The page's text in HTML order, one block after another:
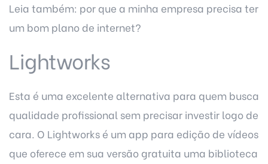
Leia também: por que a minha empresa precisa ter
um bom plano de internet?
Lightworks
Esta é uma excelente alternativa para quem busca
qualidade profissional sem precisar investir logo de
cara. O Lightworks é um app para edição de vídeos
que oferece em sua versão gratuita uma biblioteca